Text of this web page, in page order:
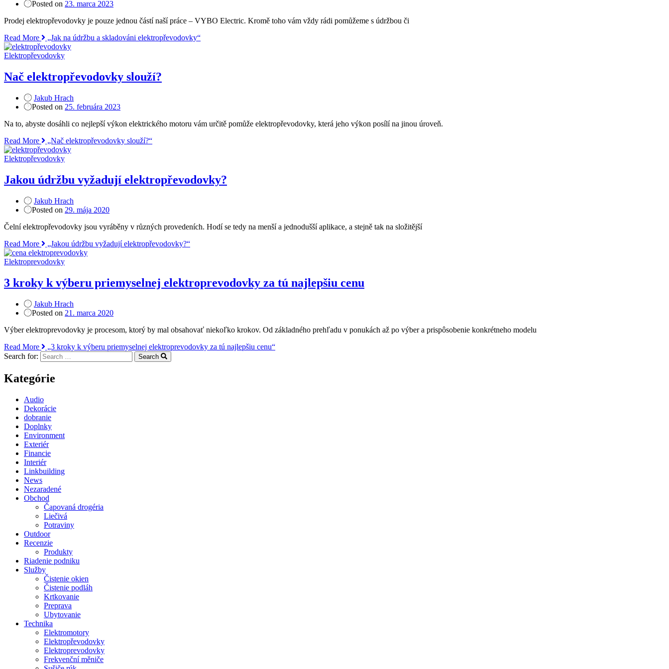
Posted on 23. marca 2023
Prodej elektropřevodovky je pouze jednou částí naší práce – VYBO Electric. Kromě toho vám vždy rádi pomůžeme s údržbou či
Read More
„Jak na údržbu a skladováni elektropřevodovky“
Elektropřevodovky
Nač elektropřevodovky slouží?
Jakub Hrach
Posted on 25. februára 2023
Na to, abyste dosáhli co nejlepší výkon elektrického motoru vám určitě pomůže elektropřevodovky, která jeho výkon posílí na jinou úroveň.
Read More
„Nač elektropřevodovky slouží?“
Elektropřevodovky
Jakou údržbu vyžadují elektropřevodovky?
Jakub Hrach
Posted on 29. mája 2020
Čelní elektropřevodovky jsou vyráběny v různých provedeních. Hodí se tedy na menší a jednodušší aplikace, a stejně tak na složitější
Read More
„Jakou údržbu vyžadují elektropřevodovky?“
Elektroprevodovky
3 kroky k výberu priemyselnej elektroprevodovky za tú najlepšiu cenu
Jakub Hrach
Posted on 21. marca 2020
Výber elektroprevodovky je procesom, ktorý by mal obsahovať niekoľko krokov. Od základného prehľadu v ponukách až po výber a prispôsobenie konkrétneho modelu
Read More
„3 kroky k výberu priemyselnej elektroprevodovky za tú najlepšiu cenu“
Search for:
Search
Kategórie
Audio
Dekorácie
dobranie
Doplnky
Environment
Exteriér
Financie
Interiér
Linkbuilding
News
Nezaradené
Obchod
Čapovaná drogéria
Liečivá
Potraviny
Outdoor
Recenzie
Produkty
Riadenie podniku
Služby
Čistenie okien
Čistenie podláh
Krtkovanie
Preprava
Ubytovanie
Technika
Elektromotory
Elektropřevodovky
Elektroprevodovky
Frekvenční měniče